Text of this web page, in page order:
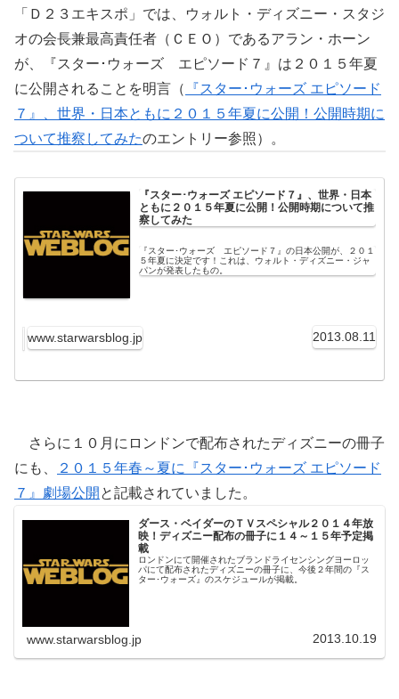
「Ｄ２３エキスポ」では、ウォルト・ディズニー・スタジ
オの会長兼最高責任者（ＣＥＯ）であるアラン・ホーン
が、『スター･ウォーズ エピソード７』は２０１５年夏
に公開されることを明言（
『スター･ウォーズ エピソード
７』、世界・日本ともに２０１５年夏に公開！公開時期に
ついて推察してみたのエントリー参照）。
『スター･ウォーズ エピソード７』、世界・日本
ともに２０１５年夏に公開！公開時期について推
察してみた
『スター･ウォーズ エピソード７』の日本公開が、２０１
５年夏に決定です！これは、ウォルト・ディズニー・ジャ
パンが発表したもの。
www.starwarsblog.jp 2013.08.11
さらに１０月にロンドンで配布されたディズニーの冊子
にも、
２０１５年春～夏に『スター･ウォーズ エピソード
７』劇場公開 と記載されていました。
ダース・ベイダーのＴＶスペシャル２０１４年放
映！ディズニー配布の冊子に１４～１５年予定掲
載
ロンドンにて開催されたブランドライセンシングヨーロッ
パにて配布されたディズニーの冊子に、今後２年間の『ス
ター･ウォーズ』のスケジュールが掲載。
www.starwarsblog.jp 2013.10.19